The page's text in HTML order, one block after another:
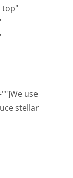
top"
use
stellar